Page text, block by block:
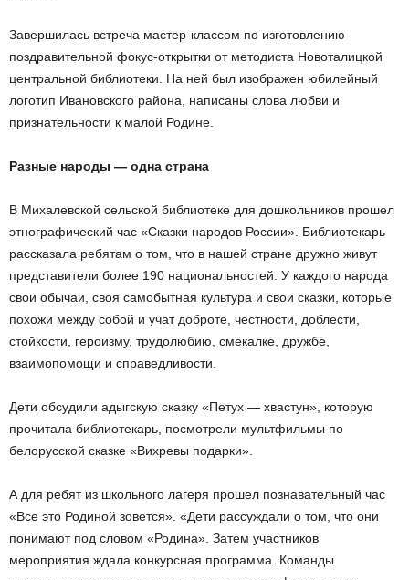
Завершилась встреча мастер-классом по изготовлению
поздравительной фокус-открытки от методиста Новоталицкой
центральной библиотеки. На ней был изображен юбилейный
логотип Ивановского района, написаны слова любви и
признательности к малой Родине.
Разные народы — одна страна
В Михалевской сельской библиотеке для дошкольников прошел
этнографический час «Сказки народов России». Библиотекарь
рассказала ребятам о том, что в нашей стране дружно живут
представители более 190 национальностей. У каждого народа
свои обычаи, своя самобытная культура и свои сказки, которые
похожи между собой и учат доброте, честности, доблести,
стойкости, героизму, трудолюбию, смекалке, дружбе,
взаимопомощи и справедливости.
Дети обсудили адыгскую сказку «Петух — хвастун», которую
прочитала библиотекарь, посмотрели мультфильмы по
белорусской сказке «Вихревы подарки».
А для ребят из школьного лагеря прошел познавательный час
«Все это Родиной зовется». «Дети рассуждали о том, что они
понимают под словом «Родина». Затем участников
мероприятия ждала конкурсная программа. Команды